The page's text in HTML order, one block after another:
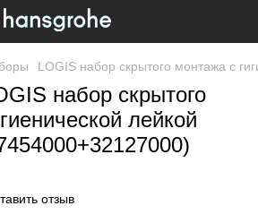
LOGIS набор скрытого монтажа с
набор скрытого
лейкой
отзыв